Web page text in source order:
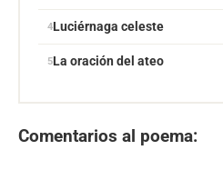
Luciérnaga celeste
La oración del ateo
Comentarios al poema: